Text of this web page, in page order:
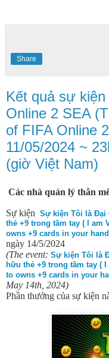
Share
Kết quả sự
Online 2 SEA
of FIFA Online
11/05/2024 ~
(giờ Việt Nam)
Các nhà quản lý thân
Sự kiện Sự kiện Tôi là Đại
thẻ +9 trong tầm tay ( I am
owns +9 cards in your
ngày 14/5/2024
(The event: Sự kiện Tôi là
hữu thẻ +9 trong tầm tay (
to owns +9 cards in your
May 14th, 2024)
Phần thưởng của sự kiện